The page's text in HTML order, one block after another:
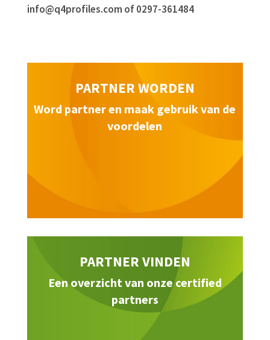
info@q4profiles.com of 0297-361484
PARTNER WORDEN
Word partner en maak gebruik van de
voordelen
PARTNER VINDEN
Een overzicht van onze certified
partners